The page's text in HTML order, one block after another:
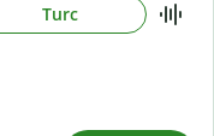
Turc